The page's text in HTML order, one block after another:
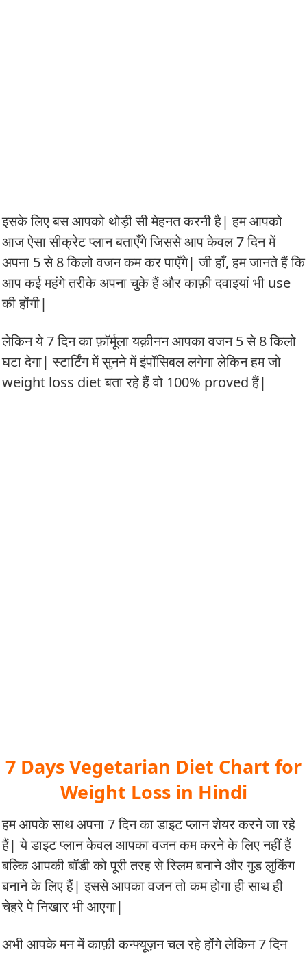
इसके लिए बस आपको थोड़ी सी मेहनत करनी है| हम आपको
आज ऐसा सीक्रेट प्लान बताएँगे जिससे आप केवल 7 दिन में
अपना 5 से 8 किलो वजन कम कर पाएँगे| जी हाँ, हम जानते हैं कि
आप कई महंगे तरीके अपना चुके हैं और काफ़ी दवाइयां भी use
की होंगी|
लेकिन ये 7 दिन का फ़ॉर्मूला यक़ीनन आपका वजन 5 से 8 किलो
घटा देगा| स्टार्टिंग में सुनने में इंपॉसिबल लगेगा लेकिन हम जो
weight loss diet बता रहे हैं वो 100% proved हैं|
7 Days Vegetarian Diet Chart for
Weight Loss in Hindi
हम आपके साथ अपना 7 दिन का डाइट प्लान शेयर करने जा रहे
हैं| ये डाइट प्लान केवल आपका वजन कम करने के लिए नहीं हैं
बल्कि आपकी बॉडी को पूरी तरह से स्लिम बनाने और गुड लुकिंग
बनाने के लिए हैं| इससे आपका वजन तो कम होगा ही साथ ही
चेहरे पे निखार भी आएगा|
अभी आपके मन में काफ़ी कन्फ्यूज़न चल रहे होंगे लेकिन 7 दिन